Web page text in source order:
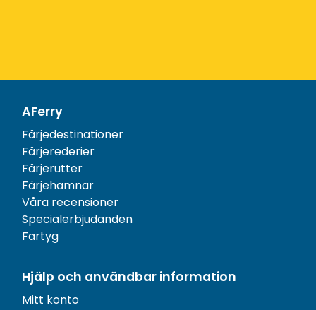
AFerry
Färjedestinationer
Färjerederier
Färjerutter
Färjehamnar
Våra recensioner
Specialerbjudanden
Fartyg
Hjälp och användbar information
Mitt konto